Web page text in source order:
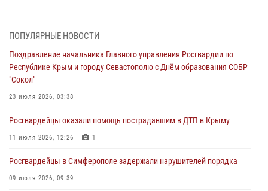
объекте в Севастополе
Росгвардейцы Севастополя пресекли противоправные действия на
охраняемом объекте
29 июля 2026, 12:34
Росгвардейцы Крыма и Севастополя отметили День Крещения Руси
28 июля 2026, 14:18
В Симферополе сотрудники Росгвардии задержали подозреваемого
в краже из гипермаркета
ПОПУЛЯРНЫЕ НОВОСТИ
Поздравление начальника Главного управления Росгвардии по
Республике Крым и городу Севастополю с Днём образования СОБР
"Сокол"
23 июля 2026, 03:38
Росгвардейцы оказали помощь пострадавшим в ДТП в Крыму
11 июля 2026, 12:26 1
Росгвардейцы в Симферополе задержали нарушителей порядка
09 июля 2026, 09:39